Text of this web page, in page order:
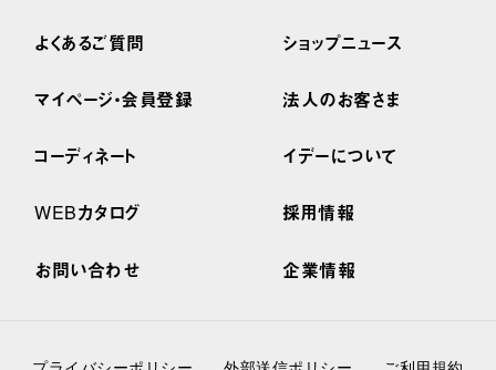
よくあるご質問
マイページ・会員登録
コーディネート
WEBカタログ
お問い合わせ
ショップニュース
法人のお客さま
イデーについて
採用情報
企業情報